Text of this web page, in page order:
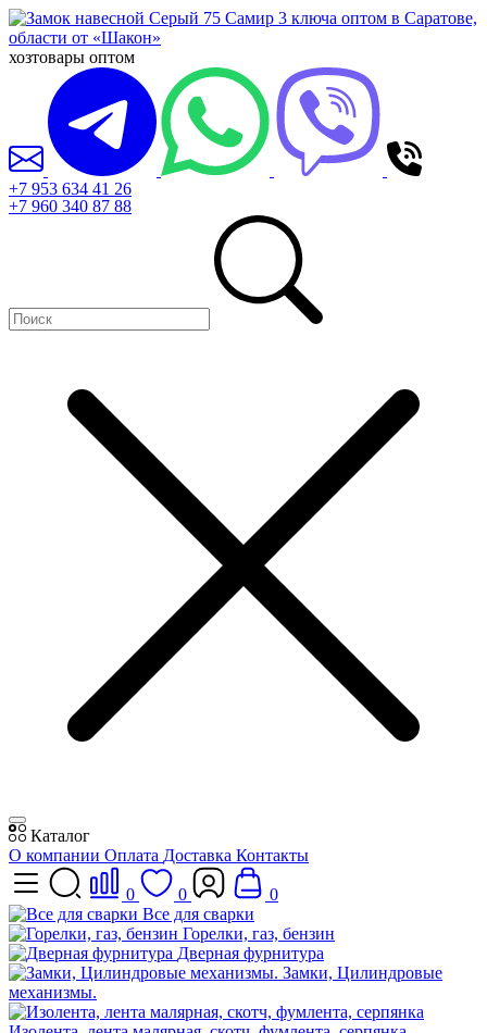
хозтовары оптом
+7 953 634 41 26
+7 960 340 87 88
Каталог
О компании Оплата Доставка Контакты
0 0
0
Все для сварки
Горелки, газ, бензин
Дверная фурнитура
Замки, Цилиндровые
механизмы.